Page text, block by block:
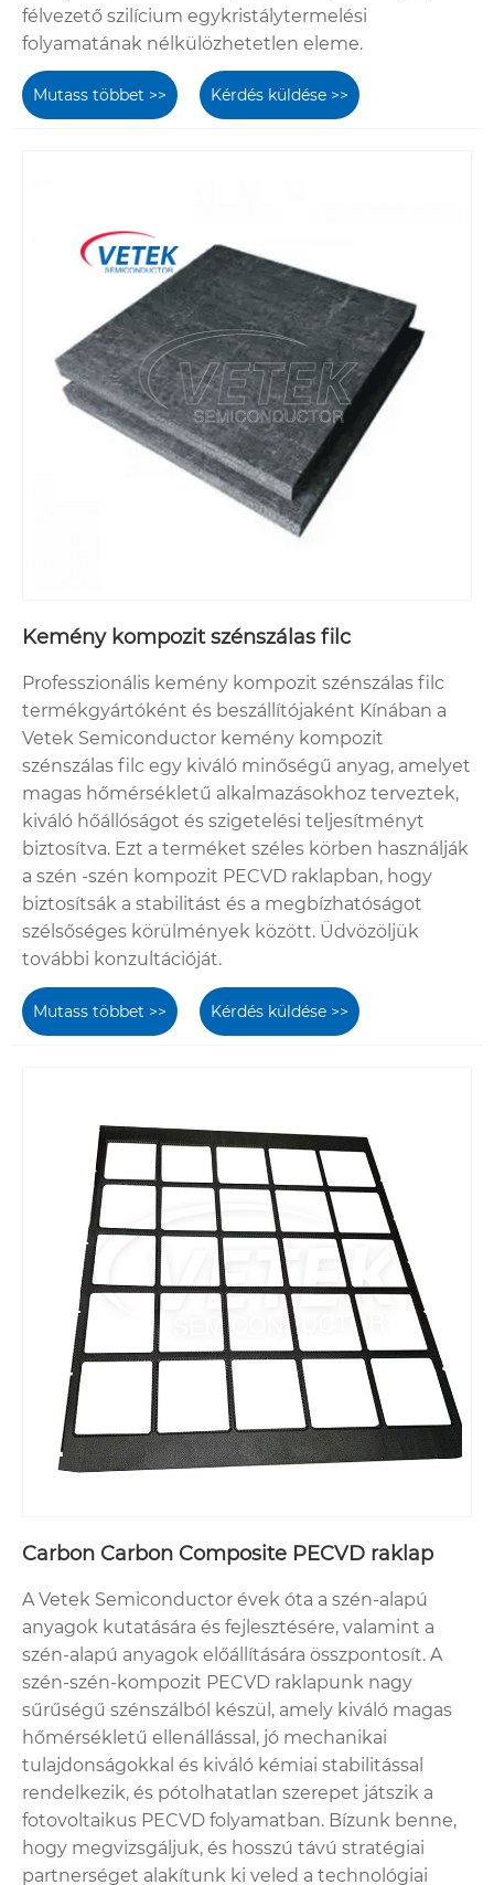
félvezető szilícium egykristálytermelési
folyamatának nélkülözhetetlen eleme.
Mutass többet >> Kérdés küldése >>
Kemény kompozit szénszálas filc
Professzionális kemény kompozit szénszálas filc
termékgyártóként és beszállítójaként Kínában a
Vetek Semiconductor kemény kompozit
szénszálas filc egy kiváló minőségű anyag, amelyet
magas hőmérsékletű alkalmazásokhoz terveztek,
kiváló hőállóságot és szigetelési teljesítményt
biztosítva. Ezt a terméket széles körben használják
a szén -szén kompozit PECVD raklapban, hogy
biztosítsák a stabilitást és a megbízhatóságot
szélsőséges körülmények között. Üdvözöljük
további konzultációját.
Mutass többet >> Kérdés küldése >>
Carbon Carbon Composite PECVD raklap
A Vetek Semiconductor évek óta a szén-alapú
anyagok kutatására és fejlesztésére, valamint a
szén-alapú anyagok előállítására összpontosít. A
szén-szén-kompozit PECVD raklapunk nagy
sűrűségű szénszálból készül, amely kiváló magas
hőmérsékletű ellenállással, jó mechanikai
tulajdonságokkal és kiváló kémiai stabilitással
rendelkezik, és pótolhatatlan szerepet játszik a
fotovoltaikus PECVD folyamatban. Bízunk benne,
hogy megvizsgáljuk, és hosszú távú stratégiai
partnerséget alakítunk ki veled a technológiai